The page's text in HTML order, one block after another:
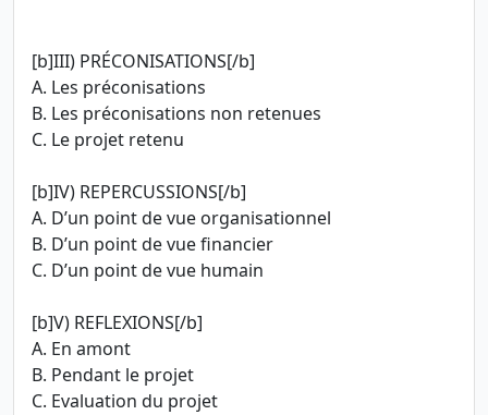
[b]III) PRÉCONISATIONS[/b]
A. Les préconisations
B. Les préconisations non retenues
C. Le projet retenu
[b]IV) REPERCUSSIONS[/b]
A. D’un point de vue organisationnel
B. D’un point de vue financier
C. D’un point de vue humain
[b]V) REFLEXIONS[/b]
A. En amont
B. Pendant le projet
C. Evaluation du projet